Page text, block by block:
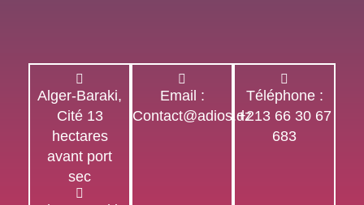
Alger-Baraki,
Cité 13
hectares
avant port
sec
Email :
Contact@adios.dz
Téléphone :
+213 66 30 67
683